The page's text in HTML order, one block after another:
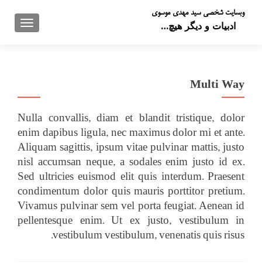
وبسایت شخصی سید مهدی موسوی
ادبیات و دیگر هیچ…
Multi Way
Nulla convallis, diam et blandit tristique, dolor
enim dapibus ligula, nec maximus dolor mi et ante.
Aliquam sagittis, ipsum vitae pulvinar mattis, justo
nisl accumsan neque, a sodales enim justo id ex.
Sed ultricies euismod elit quis interdum. Praesent
condimentum dolor quis mauris porttitor pretium.
Vivamus pulvinar sem vel porta feugiat. Aenean id
pellentesque enim. Ut ex justo, vestibulum in
vestibulum vestibulum, venenatis quis risus.